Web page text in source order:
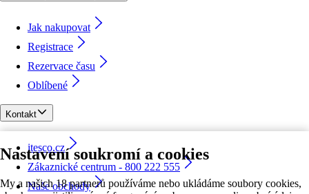
Nastavení soukromí a cookies
My a našich 18 partnerů používáme nebo ukládáme soubory cookies,
Jak nakupovat
Registrace
Rezervace času
Oblíbené
Kontakt
itesco.cz
Zákaznické centrum - 800 222 555
Naše obchody